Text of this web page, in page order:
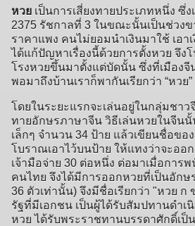
หวย เป็นการเสี่ยงทายประเภทหนึ่ง ซึ่
2375 รัชกาลที่ 3 ในขณะนั้นเป็นช่วง
ราคาแพง คนไม่ยอมนำเงินมาใช้ เอา
ได้แก้ปัญหาเรื่องนี้ด้วยการตั้งหวย จึง
โรงหวยขึ้นมาตั้งแต่บัดนั้น ซึ่งที่เมืองจีน
พอมาถึงบ้านเราก็พากันเรียกว่า “หว
โดยในระยะแรกจะเล่นอยู่ในกลุ่มชาว
ทายอักษรภาษาจีน วิธีเล่นหวยในจีนนั้
เล็กๆ จำนวน 34 ป้าย แล้วเขียนชื่อขอ
โบราณเอาไว้บนป้าย ให้แทงว่าจะออ
เจ้ามือจ่าย 30 ต่อหนึ่ง ต่อมาเมื่อการ
คนไทย จึงได้มีการออกหวยที่เป็นอักษ
36 ตัวเท่านั้น) จึงมีชื่อเรียกว่า "หวย ก
รัฐที่มีเอกชน เป็นผู้ได้รับสัมปทานดำเ
หวย ได้รับพระราชทานบรรดาศักดิ์เ